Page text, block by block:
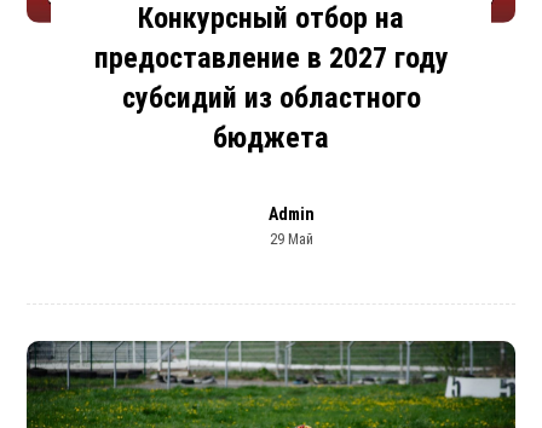
Конкурсный отбор на
предоставление в 2027 году
субсидий из областного
бюджета
Admin
29 Май